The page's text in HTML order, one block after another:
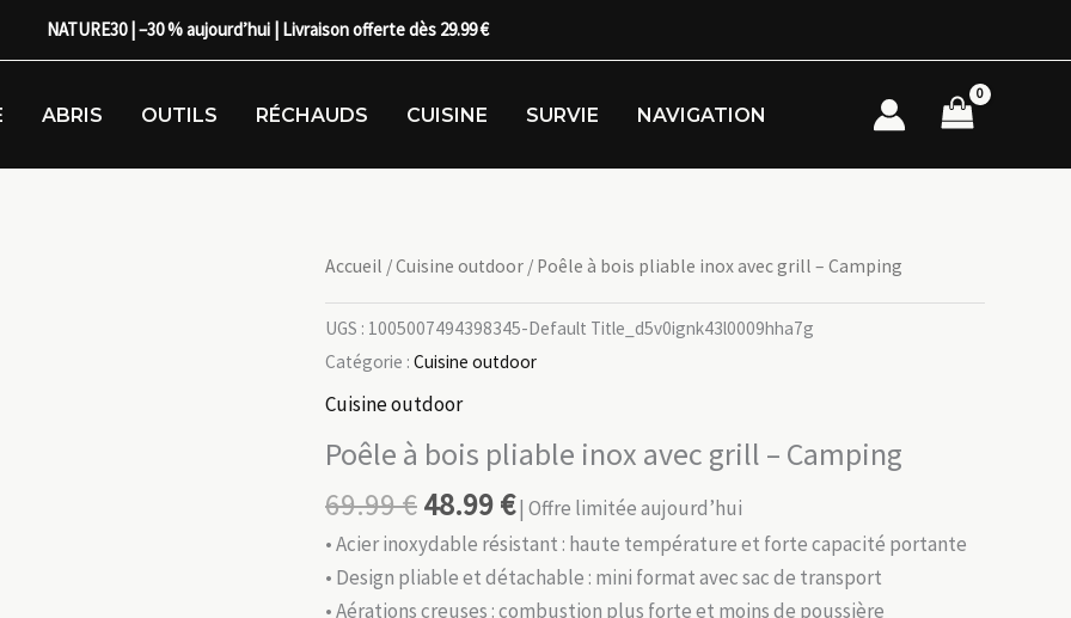
NATURE30 | –30 % aujourd’hui | Livraison offerte dès 29.99 €
ABRIS OUTILS RÉCHAUDS CUISINE SURVIE NAVIGATION
Accueil /Cuisine outdoor / Poêle à bois pliable inox avec grill – Camping
UGS : 1005007494398345-Default Title_d5v0ignk43l0009hha7g
Catégorie : Cuisine outdoor
Cuisine outdoor
Poêle à bois pliable inox avec grill – Camping
69.99€48.99€| Offre limitée aujourd’hui
• Acier inoxydable résistant : haute température et forte capacité portante
• Design pliable et détachable : mini format avec sac de transport
• Aérations creuses : combustion plus forte et moins de poussière